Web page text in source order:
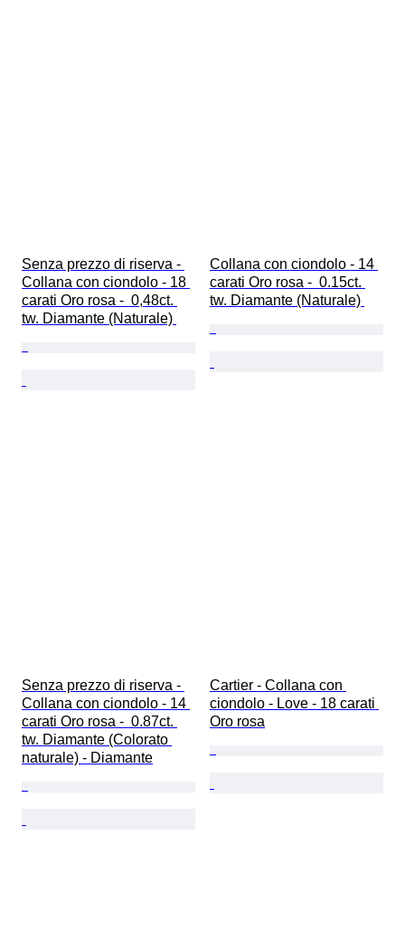
Senza prezzo di riserva -
Collana con ciondolo - 18
carati Oro rosa -  0,48ct.
tw. Diamante (Naturale)
Collana con ciondolo - 14
carati Oro rosa -  0.15ct.
tw. Diamante (Naturale)
Senza prezzo di riserva -
Collana con ciondolo - 14
carati Oro rosa -  0.87ct.
tw. Diamante (Colorato
naturale) - Diamante
Cartier - Collana con
ciondolo - Love - 18 carati
Oro rosa